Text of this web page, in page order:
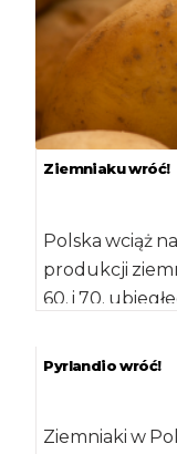
Ziemniaku wróć!
Polska wciąż
produkcji
60. i 70.
Pyrlandio wróć!
Ziemniaki w